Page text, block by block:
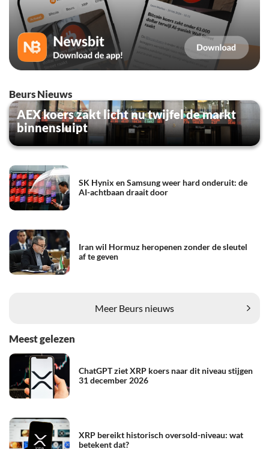
Beurs Nieuws
AEX koers zakt licht nu twijfel de markt
binnensluipt
SK Hynix en Samsung weer hard onderuit: de
AI-achtbaan draait door
Iran wil Hormuz heropenen zonder de sleutel
af te geven
Meer Beurs nieuws
Meest gelezen
ChatGPT ziet XRP koers naar dit niveau stijgen
31 december 2026
XRP bereikt historisch oversold-niveau: wat
betekent dat?